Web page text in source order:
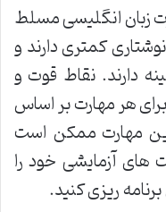
زبان انگلیسی مسلط
کمتری دارند و
دارند. نقاط قوت و
هر مهارت بر اساس
این مهارت ممکن است
آزمایشی خود را
ریزی کنید.